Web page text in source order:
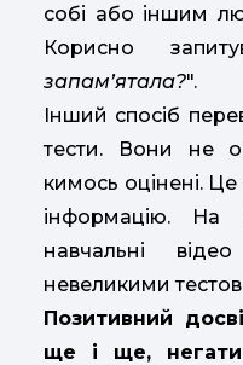
собі або іншим
Корисно
запам’ятала?".
Інший спосіб
тести. Вони не
кимось оцінені.
інформацію. На
навчальні
невеликими
Позитивний
ще і ще,